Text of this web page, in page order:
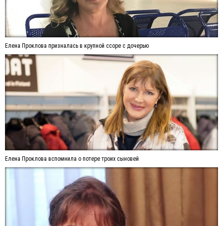
Елена Проклова призналась в крупной ссоре с дочерью
Елена Проклова вспомнила о потере троих сыновей